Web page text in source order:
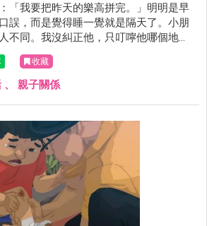
「我要把昨天的樂高拼完。」明明是早
誤，而是覺得睡一覺就是隔天了。小朋
不同。我沒糾正他，只叮嚀他哪個地方
美好的一天。
收藏
、 親子關係